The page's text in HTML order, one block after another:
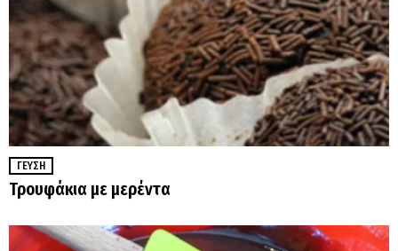
ΓΕΎΣΗ
Τρουφάκια με μερέντα